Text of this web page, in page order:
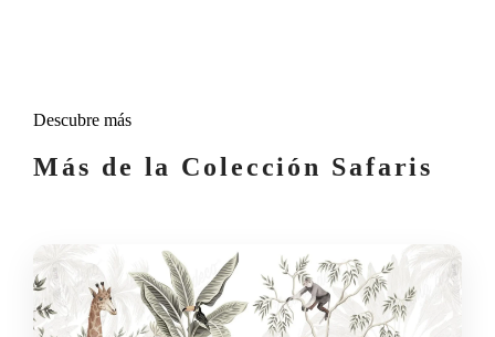
Descubre más
Más de la Colección Safaris